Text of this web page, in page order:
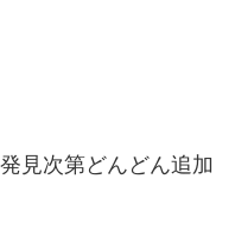
見次第どんどん追加